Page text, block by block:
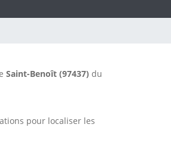
Saint-Benoît (97437) du
pour localiser les